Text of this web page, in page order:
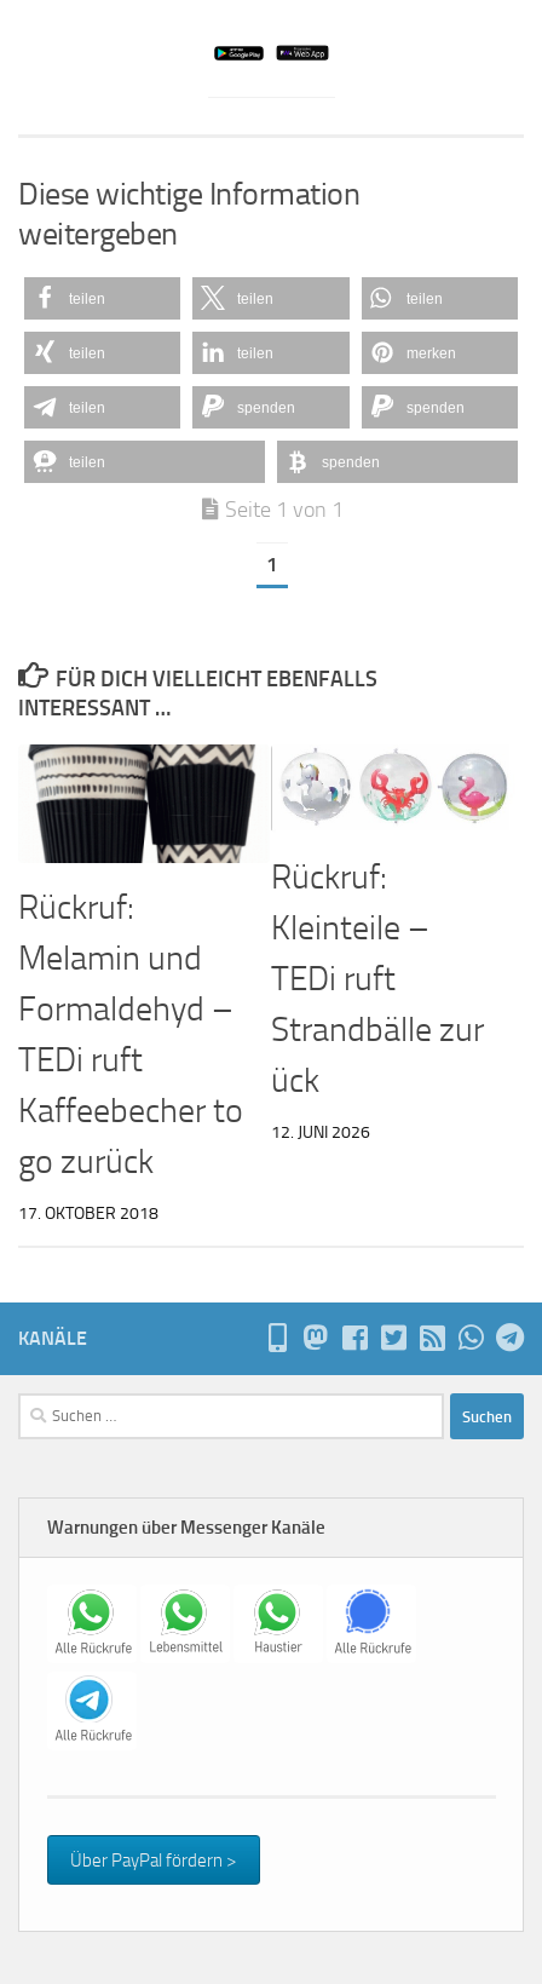
Diese wichtige Information
weitergeben
teilen teilen teilen
teilen teilen merken
teilen spenden spenden
teilen spenden
Seite 1 von 1
1
FÜR DICH VIELLEICHT EBENFALLS
INTERESSANT …
Rückruf:
Melamin und
Formaldehyd –
TEDi ruft
Kaffeebecher to
go zurück
17. OKTOBER 2018
Rückruf:
Kleinteile –
TEDi ruft
Strandbälle zur
ück
12. JUNI 2026
KANÄLE
Suchen
nach:
Warnungen über Messenger Kanäle
Über PayPal fördern >